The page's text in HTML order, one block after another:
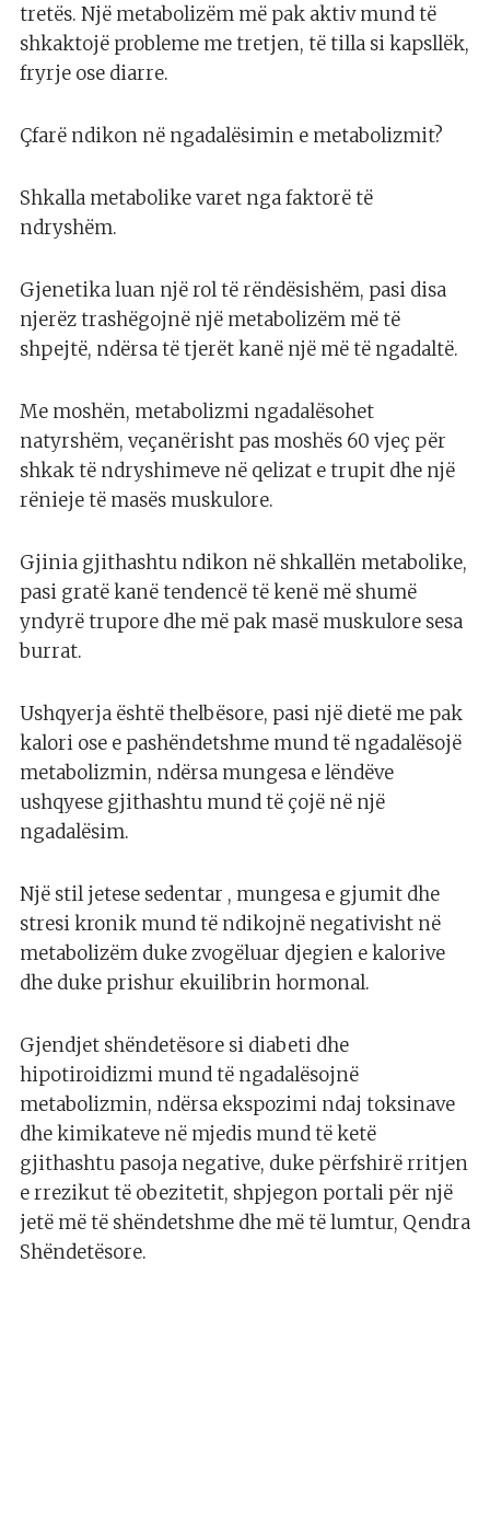
tretës. Një metabolizëm më pak aktiv mund të
shkaktojë probleme me tretjen, të tilla si kapsllëk,
fryrje ose diarre.
Çfarë ndikon në ngadalësimin e metabolizmit?
Shkalla metabolike varet nga faktorë të
ndryshëm.
Gjenetika luan një rol të rëndësishëm, pasi disa
njerëz trashëgojnë një metabolizëm më të
shpejtë, ndërsa të tjerët kanë një më të ngadaltë.
Me moshën, metabolizmi ngadalësohet
natyrshëm, veçanërisht pas moshës 60 vjeç për
shkak të ndryshimeve në qelizat e trupit dhe një
rënieje të masës muskulore.
Gjinia gjithashtu ndikon në shkallën metabolike,
pasi gratë kanë tendencë të kenë më shumë
yndyrë trupore dhe më pak masë muskulore sesa
burrat.
Ushqyerja është thelbësore, pasi një dietë me pak
kalori ose e pashëndetshme mund të ngadalësojë
metabolizmin, ndërsa mungesa e lëndëve
ushqyese gjithashtu mund të çojë në një
ngadalësim.
Një stil jetese sedentar , mungesa e gjumit dhe
stresi kronik mund të ndikojnë negativisht në
metabolizëm duke zvogëluar djegien e kalorive
dhe duke prishur ekuilibrin hormonal.
Gjendjet shëndetësore si diabeti dhe
hipotiroidizmi mund të ngadalësojnë
metabolizmin, ndërsa ekspozimi ndaj toksinave
dhe kimikateve në mjedis mund të ketë
gjithashtu pasoja negative, duke përfshirë rritjen
e rrezikut të obezitetit, shpjegon portali për një
jetë më të shëndetshme dhe më të lumtur, Qendra
Shëndetësore.